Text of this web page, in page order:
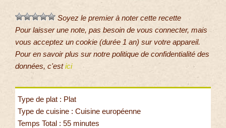
Soyez le premier à noter cette recette
Pour laisser une note, pas besoin de vous connecter, mais
vous acceptez un cookie (durée 1 an) sur votre appareil.
Pour en savoir plus sur notre politique de confidentialité des
données, c'estici
Type de plat : Plat
Type de cuisine : Cuisine européenne
Temps Total : 55 minutes